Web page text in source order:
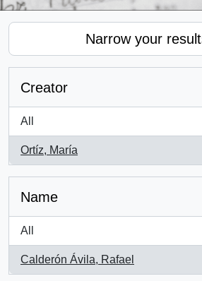
Narrow your
Creator
All
Ortíz, María
, 1 results
Name
All
Calderón Ávila, Rafael
, 1 results